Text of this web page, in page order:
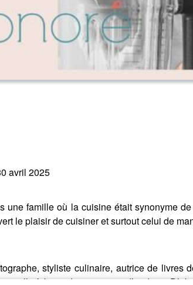
avril 2025
une famille où la cuisine était synonyme
le plaisir de cuisiner et surtout celui de
styliste culinaire, autrice de
à base de passion et d’audace.